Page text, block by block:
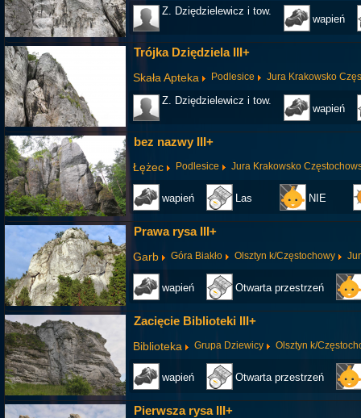
Z. Dziędzielewicz i tow.
wapień
Trójka Dziędziela III+
Skała Apteka Podlesice Jura Krakowsko
Z. Dziędzielewicz i tow.
wapień
bez nazwy III+
Łężec Podlesice Jura Krakowsko
wapień Las NIE
Prawa rysa III+
Garb Góra Biakło Olsztyn k/Częstochowy
wapień Otwarta przestrzeń
Zacięcie Biblioteki III+
Biblioteka Grupa Dziewicy Olsztyn k/
wapień Otwarta przestrzeń
Pierwsza rysa III+